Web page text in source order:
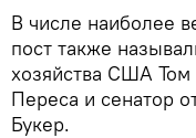
В числе наиболее
пост также
хозяйства США Том
Переса и сенатор
Букер.